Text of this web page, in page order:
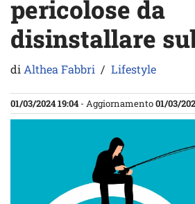
pericolose da
disinstallare
diAlthea Fabbri Lifestyle
01/03/2024 19:04 - Aggiornamento01/03/